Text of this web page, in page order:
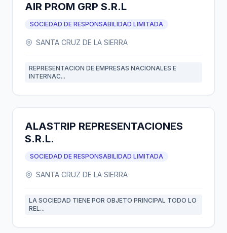
AIR PROM GRP S.R.L
SOCIEDAD DE RESPONSABILIDAD LIMITADA
SANTA CRUZ DE LA SIERRA
REPRESENTACION DE EMPRESAS NACIONALES E
INTERNAC...
ALASTRIP REPRESENTACIONES
S.R.L.
SOCIEDAD DE RESPONSABILIDAD LIMITADA
SANTA CRUZ DE LA SIERRA
LA SOCIEDAD TIENE POR OBJETO PRINCIPAL TODO LO
REL...